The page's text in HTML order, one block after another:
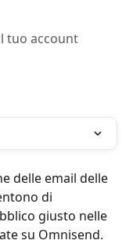
tuo account
delle email delle
di
giusto nelle
su Omnisend.